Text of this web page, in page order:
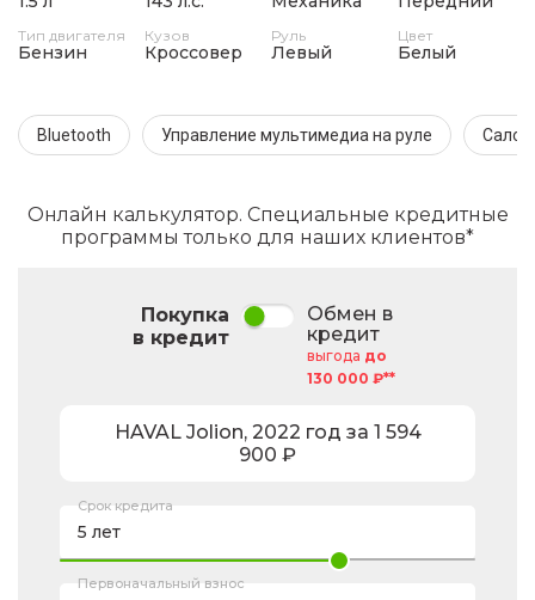
Тип двигателя
Бензин
Кузов
Кроссовер
Руль
Левый
Цвет
Белый
Bluetooth Управление мультимедиа на руле Салон
Онлайн калькулятор. Специальные кредитные
программы только для наших клиентов*
Покупка
в кредит
Обмен в
кредит
выгода до
130 000 ₽**
HAVAL Jolion, 2022 год за 1 594
900 ₽
Срок кредита
Первоначальный взнос